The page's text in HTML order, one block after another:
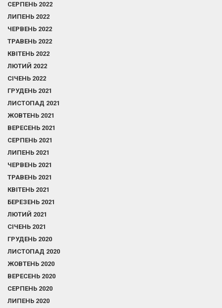
СЕРПЕНЬ 2022
ЛИПЕНЬ 2022
ЧЕРВЕНЬ 2022
ТРАВЕНЬ 2022
КВІТЕНЬ 2022
ЛЮТИЙ 2022
СІЧЕНЬ 2022
ГРУДЕНЬ 2021
ЛИСТОПАД 2021
ЖОВТЕНЬ 2021
ВЕРЕСЕНЬ 2021
СЕРПЕНЬ 2021
ЛИПЕНЬ 2021
ЧЕРВЕНЬ 2021
ТРАВЕНЬ 2021
КВІТЕНЬ 2021
БЕРЕЗЕНЬ 2021
ЛЮТИЙ 2021
СІЧЕНЬ 2021
ГРУДЕНЬ 2020
ЛИСТОПАД 2020
ЖОВТЕНЬ 2020
ВЕРЕСЕНЬ 2020
СЕРПЕНЬ 2020
ЛИПЕНЬ 2020